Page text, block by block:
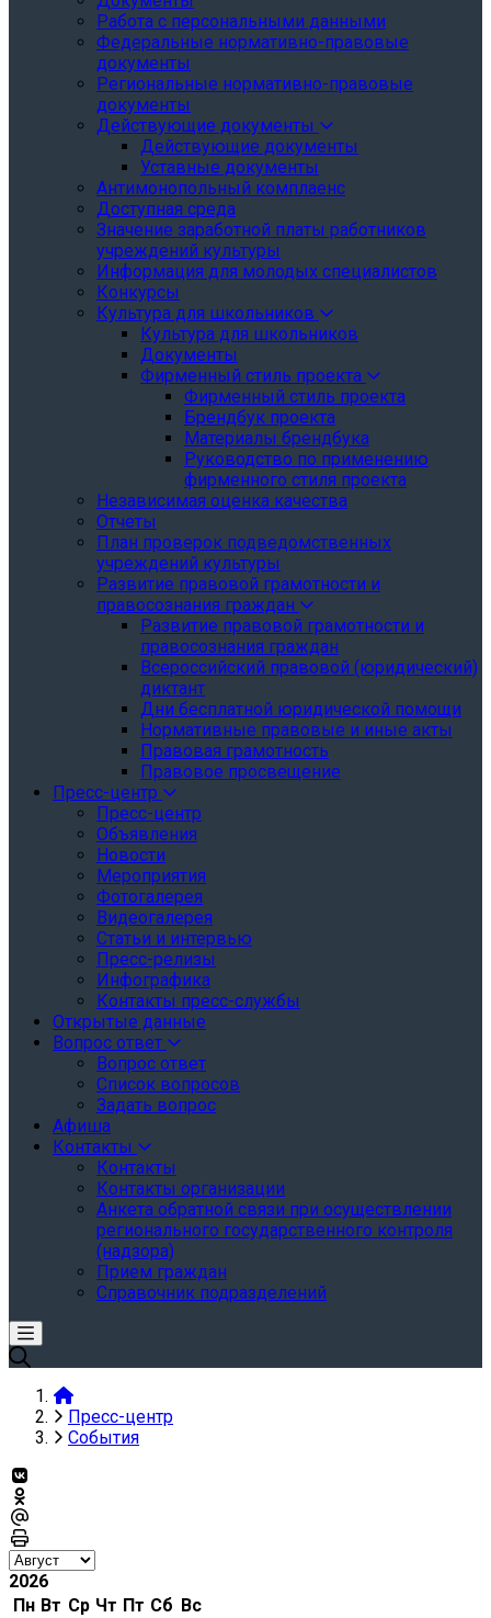
Работа с персональными данными
Федеральные нормативно-правовые
документы
Региональные нормативно-правовые
документы
Действующие документы
Действующие документы
Уставные документы
Антимонопольный комплаенс
Доступная среда
Значение заработной платы работников
учреждений культуры
Информация для молодых специалистов
Конкурсы
Культура для школьников
Культура для школьников
Документы
Фирменный стиль проекта
Фирменный стиль проекта
Брендбук проекта
Материалы брендбука
Руководство по применению
фирменного стиля проекта
Независимая оценка качества
Отчеты
План проверок подведомственных
учреждений культуры
Развитие правовой грамотности и
правосознания граждан
Развитие правовой грамотности и
правосознания граждан
Всероссийский правовой (юридический)
диктант
Дни бесплатной юридической помощи
Нормативные правовые и иные акты
Правовая грамотность
Правовое просвещение
Пресс-центр
Пресс-центр
Объявления
Новости
Мероприятия
Фотогалерея
Видеогалерея
Статьи и интервью
Пресс-релизы
Инфографика
Контакты пресс-службы
Открытые данные
Вопрос ответ
Вопрос ответ
Список вопросов
Задать вопрос
Афиша
Контакты
Контакты
Контакты организации
Анкета обратной связи при осуществлении
регионального государственного контроля
(надзора)
Прием граждан
Справочник подразделений
Пресс-центр
События
2026
Пн Вт Ср Чт Пт Сб Вс